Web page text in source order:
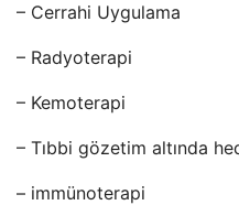
– Cerrahi Uygulama
– Radyoterapi
– Kemoterapi
– Tıbbi gözetim altında
– immünoterapi